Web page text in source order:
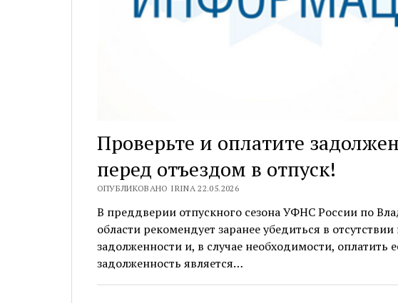
Проверьте и оплатите
перед отъездом в отпуск!
ОПУБЛИКОВАНО IRINA 22.05.2026
В преддверии отпускного сезона УФНС России по
области рекомендует заранее убедиться в
задолженности и, в случае необходимости, оплатить
задолженность является…